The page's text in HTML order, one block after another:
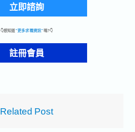
立即諮詢
👇想知道”更多求職資訊”嗎?👇
註冊會員
Related Post